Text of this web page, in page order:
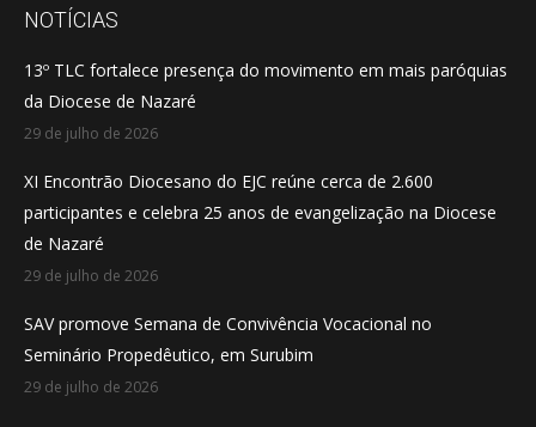
opens
new
window
opens
new
window
opens
new
window
NOTÍCIAS
13º TLC fortalece presença do movimento em mais paróquias
da Diocese de Nazaré
29 de julho de 2026
XI Encontrão Diocesano do EJC reúne cerca de 2.600
participantes e celebra 25 anos de evangelização na Diocese
de Nazaré
29 de julho de 2026
SAV promove Semana de Convivência Vocacional no
Seminário Propedêutico, em Surubim
29 de julho de 2026